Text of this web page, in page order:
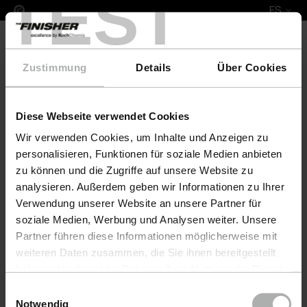
TEST
Zustimmung Details Über Cookies
Diese Webseite verwendet Cookies
Wir verwenden Cookies, um Inhalte und Anzeigen zu
personalisieren, Funktionen für soziale Medien anbieten
zu können und die Zugriffe auf unsere Website zu
analysieren. Außerdem geben wir Informationen zu Ihrer
Verwendung unserer Website an unsere Partner für
soziale Medien, Werbung und Analysen weiter. Unsere
Partner führen diese Informationen möglicherweise mit
weiteren Daten zusammen, die Sie ihnen bereitgestellt
Einstellungen zu den Cookies finden Sie unter
Notwendig
ES
Complete Leather Repair Set Rover